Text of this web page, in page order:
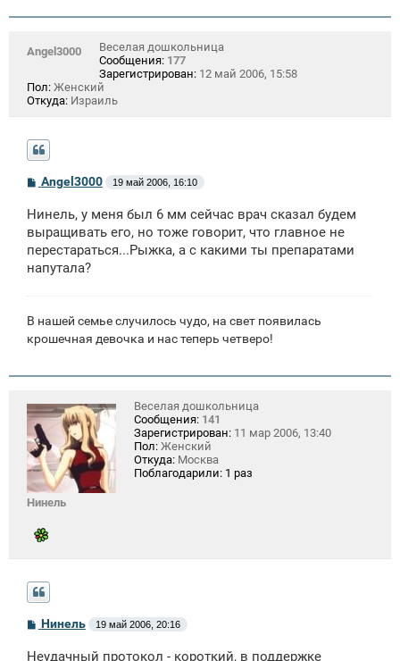
Angel3000
Веселая дошкольница
Сообщения: 177
Зарегистрирован: 12 май 2006, 15:58
Пол: Женский
Откуда: Израиль
С
б
щ
н
и
Angel3000 19 май 2006, 16:10
Нинель, у меня был 6 мм сейчас врач сказал будем
выращивать его, но тоже говорит, что главное не
перестараться...Рыжка, а с какими ты препаратами
напутала?
В нашей семье случилось чудо, на свет появилась
крошечная девочка и нас теперь четверо!
Нинель
Веселая дошкольница
Сообщения: 141
Зарегистрирован: 11 мар 2006, 13:40
Пол: Женский
Откуда: Москва
Поблагодарили: 1 раз
С
о
Нинель 19 май 2006, 20:16
Неудачный протокол - короткий, в поддержке